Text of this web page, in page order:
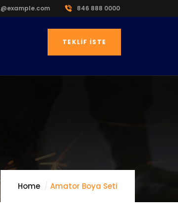
846 888 0000
TEKLIF İSTE
Home Amator Boya Seti